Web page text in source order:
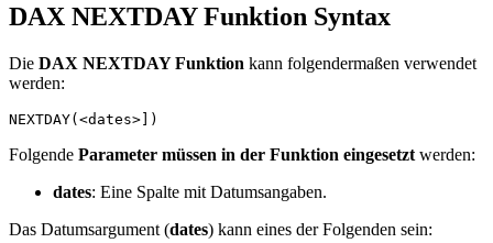
DAX NEXTDAY Funktion Syntax
Die DAX NEXTDAY Funktion kann folgendermaßen verwendet
werden:
NEXTDAY(<dates>])
Folgende Parameter müssen in der Funktion eingesetzt werden:
dates: Eine Spalte mit Datumsangaben.
Das Datumsargument (dates) kann eines der Folgenden sein: